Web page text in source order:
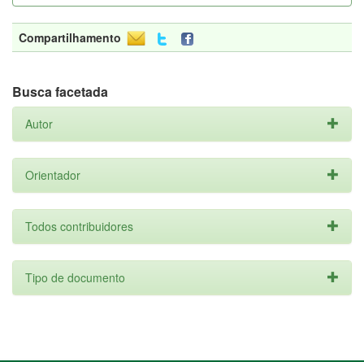
Compartilhamento
Busca facetada
Autor
Orientador
Todos contribuidores
Tipo de documento